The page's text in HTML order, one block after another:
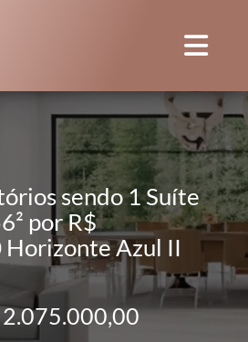
sendo 1 Suíte
por R$
Azul II